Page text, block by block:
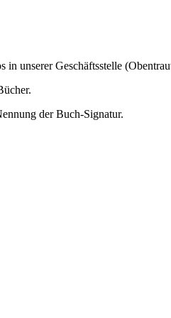
unserer Geschäftsstelle
der Buch-Signatur.